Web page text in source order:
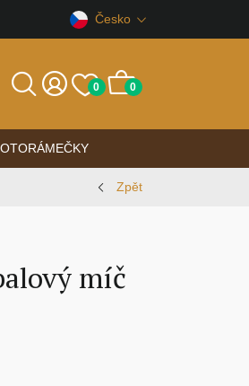
Česko
0 0
Zpět
míč